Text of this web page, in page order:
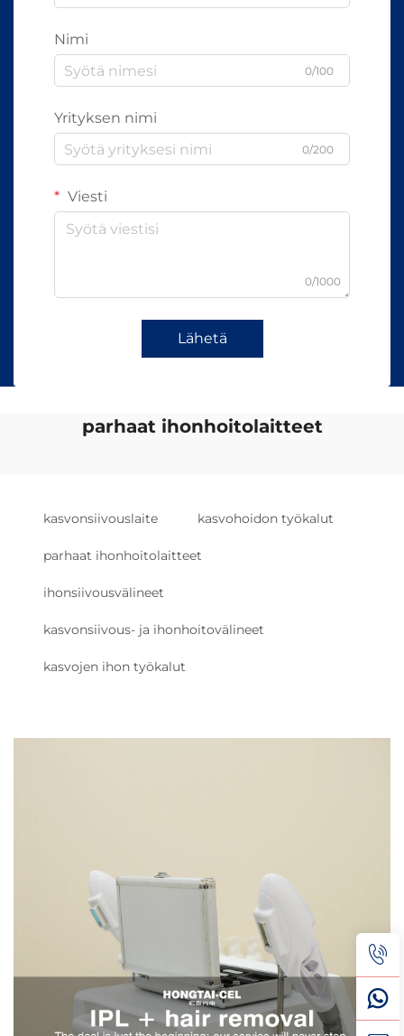
Nimi
0/100
Yrityksen nimi
0/200
Viesti
0/1000
Lähetä
parhaat ihonhoitolaitteet
kasvonsiivouslaite kasvohoidon työkalut
parhaat ihonhoitolaitteet
ihonsiivousvälineet
kasvonsiivous- ja ihonhoitovälineet
kasvojen ihon työkalut